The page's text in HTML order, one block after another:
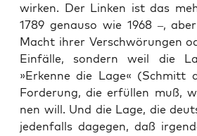
wir­ken. Der Lin­ken ist das
1789 genau­so wie 1968 –,
Macht ihrer Ver­schwö­run­gen
Ein­fäl­le, son­dern weil die
»Erken­ne die Lage« (Schmitt
For­de­rung, die erfül­len muß,
nen will. Und die Lage, die
jeden­falls dage­gen, daß